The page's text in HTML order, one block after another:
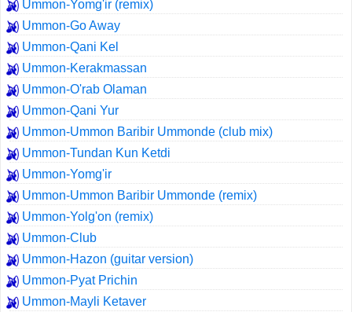
Ummon-Yomg'ir (remix)
Ummon-Go Away
Ummon-Qani Kel
Ummon-Kerakmassan
Ummon-O'rab Olaman
Ummon-Qani Yur
Ummon-Ummon Baribir Ummonde (club mix)
Ummon-Tundan Kun Ketdi
Ummon-Yomg'ir
Ummon-Ummon Baribir Ummonde (remix)
Ummon-Yolg'on (remix)
Ummon-Club
Ummon-Hazon (guitar version)
Ummon-Pyat Prichin
Ummon-Mayli Ketaver